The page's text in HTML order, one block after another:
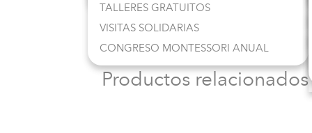
TALLERES GRATUITOS
VISITAS SOLIDARIAS
CONGRESO MONTESSORI ANUAL
Productos relacionados